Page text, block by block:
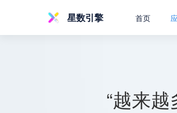
星数引擎 首页
“越来